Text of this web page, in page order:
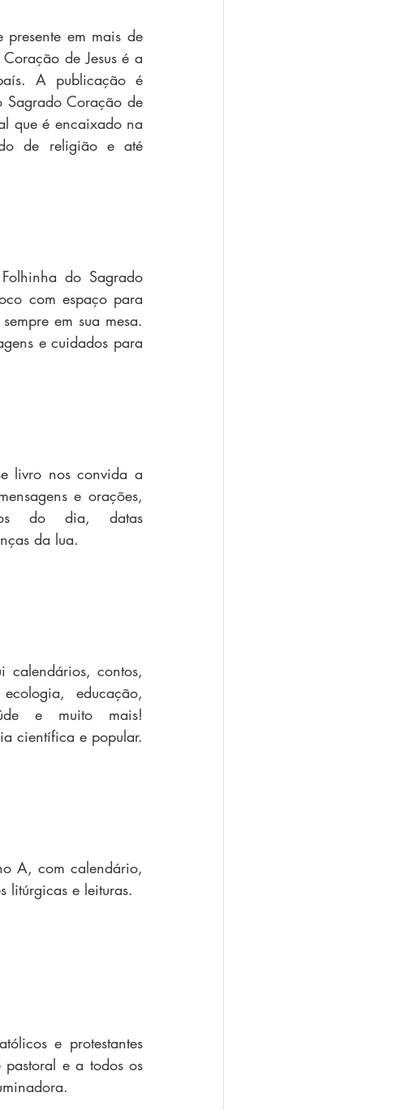
em mais de
de Jesus é a
A publicação é
Sagrado Coração de
que é encaixado na
de religião e até
do Sagrado
com espaço para
em sua mesa.
e cuidados para
livro nos convida a
e orações,
do dia, datas
da lua.
calendários, contos,
educação,
e muito mais!
A, com calendário,
litúrgicas e leituras.
e protestantes
e a todos os